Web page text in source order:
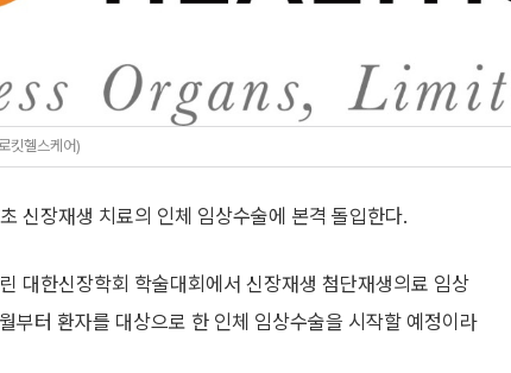
킷헬스케어)
신장재생 치료의 인체 임상수술에 본격 돌입한다.
대한신장학회 학술대회에서 신장재생 첨단재생의료 임상
부터 환자를 대상으로 한 인체 임상수술을 시작할 예정이라